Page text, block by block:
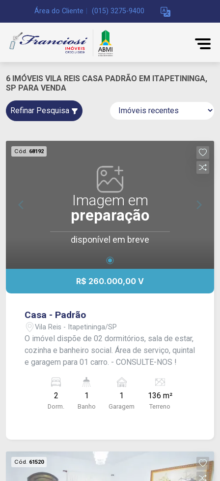
Área do Cliente (015) 3275-9400
6 IMÓVEIS VILA REIS CASA PADRÃO EM ITAPETININGA,
SP PARA VENDA
Refinar Pesquisa
Cód. 68192
Imagem em
preparação
disponível em breve
R$ 260.000,00 V
Casa - Padrão
Vila Reis - Itapetininga/SP
O imóvel dispõe de 02 dormitórios, sala de estar,
cozinha e banheiro social. Área de serviço, quintal
e garagem para 01 carro. - CONSULTE-NOS !
2
Dorm.
1
Banho
1
Garagem
136 m²
Terreno
Cód. 61520